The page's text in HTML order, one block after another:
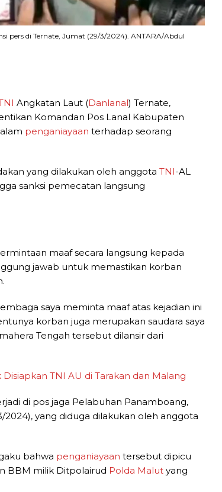
pers di Ternate, Jumat (29/3/2024). ANTARA/Abdul
Angkatan Laut (Danlanal) Ternate,
Komandan Pos Lanal Kabupaten
penganiayaan terhadap seorang
yang dilakukan oleh anggota TNI-AL
sanksi pemecatan langsung
maaf secara langsung kepada
jawab untuk memastikan korban
saya meminta maaf atas kejadian ini
korban juga merupakan saudara saya
Tengah tersebut dilansir dari
TNI AU di Tarakan dan Malang
di pos jaga Pelabuhan Panamboang,
2024), yang diduga dilakukan oleh anggota
bahwa penganiayaan tersebut dipicu
BBM milik Ditpolairud Polda Malut yang